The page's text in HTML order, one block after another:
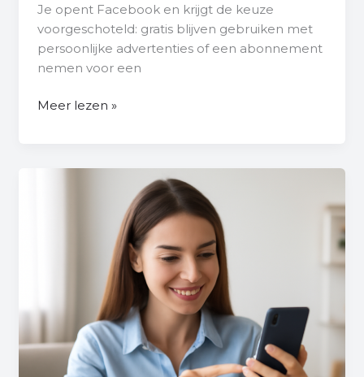
Je opent Facebook en krijgt de keuze
voorgeschoteld: gratis blijven gebruiken met
persoonlijke advertenties of een abonnement
nemen voor een
Meer lezen »